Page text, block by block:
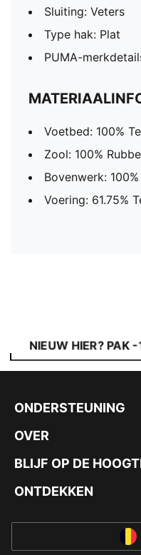
Sluiting: Veters
Type hak: Plat
PUMA-
Voetbed: 100%
Zool: 100%
Bovenwerk:
Voering: 61.75%
NIEUW HIER? PAK -
ONDERSTEUNING
OVER
BLIJF OP DE
ONTDEKKEN